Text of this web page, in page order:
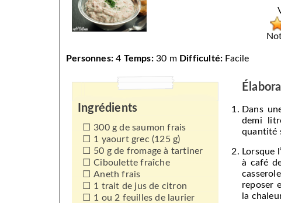
Personnes: 4 Temps: 30 m Difficulté: Facile
Ingrédients
300 g de saumon frais
1 yaourt grec (125 g)
50 g de fromage à tartiner
Ciboulette fraîche
Aneth frais
1 trait de jus de citron
1 ou 2 feuilles de laurier
Dans
demi
quantité
Lorsque
à café
reposer
la